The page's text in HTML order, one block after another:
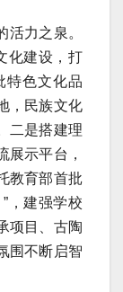
力之泉。
化建设，打
特色文化品
，民族文化
二是搭建理
展示平台，
教育部首批
，建强学校
项目、古陶
围不断启智